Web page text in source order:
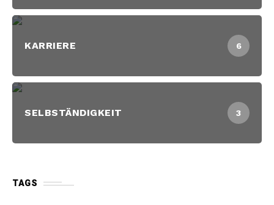
KARRIERE 6
SELBSTÄNDIGKEIT 3
TAGS